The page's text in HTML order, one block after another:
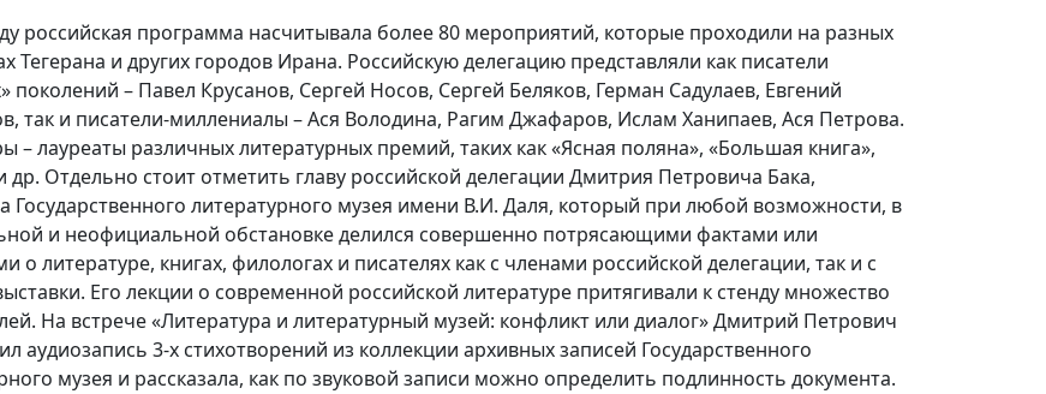
российская программа насчитывала более 80 мероприятий, которые проходили на разных
Тегерана и других городов Ирана. Российскую делегацию представляли как писатели
поколений – Павел Крусанов, Сергей Носов, Сергей Беляков, Герман Садулаев, Евгений
так и писатели-миллениалы – Ася Володина, Рагим Джафаров, Ислам Ханипаев, Ася Петрова.
– лауреаты различных литературных премий, таких как «Ясная поляна», «Большая книга»,
др. Отдельно стоит отметить главу российской делегации Дмитрия Петровича Бака,
Государственного литературного музея имени В.И. Даля, который при любой возможности, в
и неофициальной обстановке делился совершенно потрясающими фактами или
о литературе, книгах, филологах и писателях как с членами российской делегации, так и с
Его лекции о современной российской литературе притягивали к стенду множество
На встрече «Литература и литературный музей: конфликт или диалог» Дмитрий Петрович
аудиозапись 3-х стихотворений из коллекции архивных записей Государственного
музея и рассказала, как по звуковой записи можно определить подлинность документа.